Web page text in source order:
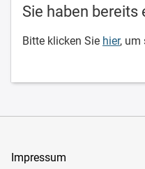
Sie haben bereits
Bitte klicken Sie hier, um
Impressum